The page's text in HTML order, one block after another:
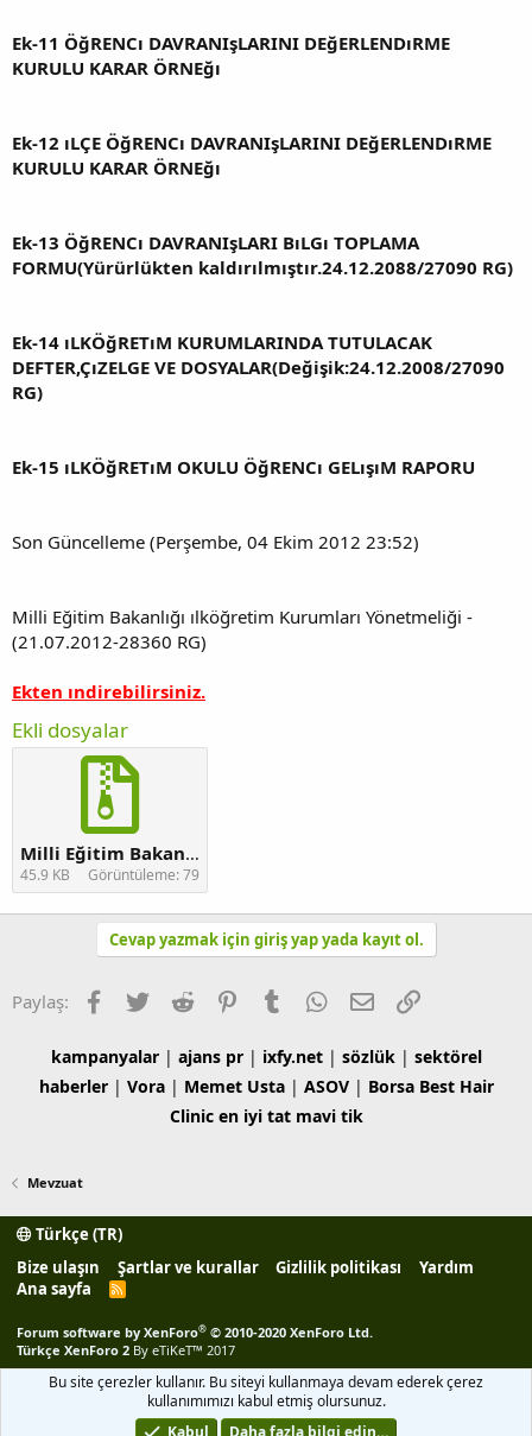
Ek-11 ÖğRENCı DAVRANIşLARINI DEğERLENDıRME
KURULU KARAR ÖRNEğı
Ek-12 ıLÇE ÖğRENCı DAVRANIşLARINI DEğERLENDıRME
KURULU KARAR ÖRNEğı
Ek-13 ÖğRENCı DAVRANIşLARI BıLGı TOPLAMA
FORMU(Yürürlükten kaldırılmıştır.24.12.2088/27090 RG)
Ek-14 ıLKÖğRETıM KURUMLARINDA TUTULACAK
DEFTER,ÇıZELGE VE DOSYALAR(Değişik:24.12.2008/27090
RG)
Ek-15 ıLKÖğRETıM OKULU ÖğRENCı GELışıM RAPORU
Son Güncelleme (Perşembe, 04 Ekim 2012 23:52)
Milli Eğitim Bakanlığı ılköğretim Kurumları Yönetmeliği -
(21.07.2012-28360 RG)
Ekten ındirebilirsiniz.
Ekli dosyalar
Milli Eğitim Bakanlığı ılköğretim Kurumları Yönetmeliği - (21.07.2012-28360 RG).zip
45.9 KB Görüntüleme: 79
Cevap yazmak için giriş yap yada kayıt ol.
Paylaş: Facebook
TwitterReddit PinterestTumblrWhatsApp
E-postaLink
kampanyalar| ajans pr| ixfy.net| sözlük| sektörel
haberler| Vora| Memet Usta| ASOV| Borsa Best Hair
Clinic en iyi tat mavi tik
Mevzuat
Türkçe (TR)
Bize ulaşın
Şartlar ve kurallar Gizlilik politikası
Yardım
Ana sayfa
R
Forum software by XenForo® © 2010-2020 XenForo Ltd.
Türkçe XenForo 2 By eTiKeT™ 2017
Bu site çerezler kullanır. Bu siteyi kullanmaya devam ederek çerez
kullanımımızı kabul etmiş olursunuz.
Kabul
Daha fazla bilgi edin…